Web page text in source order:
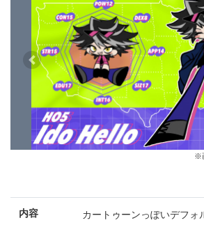
Previous
※
内容
カートゥーンっぽいデフォ